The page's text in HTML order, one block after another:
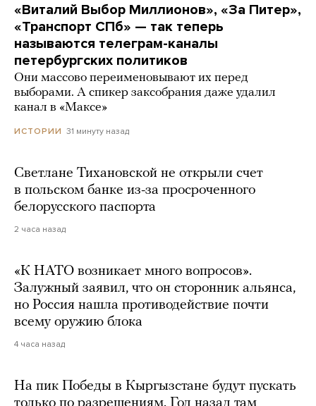
«Виталий Выбор Миллионов», «За Питер»,
«Транспорт СПб» — так теперь
называются телеграм-каналы
петербургских политиков
Они массово переименовывают их перед
выборами. А спикер заксобрания даже удалил
канал в «Максе»
ИСТОРИИ 31 минуту назад
Светлане Тихановской не открыли счет
в польском банке из-за просроченного
белорусского паспорта
2 часа назад
«К НАТО возникает много вопросов».
Залужный заявил, что он сторонник альянса,
но Россия нашла противодействие почти
всему оружию блока
4 часа назад
На пик Победы в Кыргызстане будут пускать